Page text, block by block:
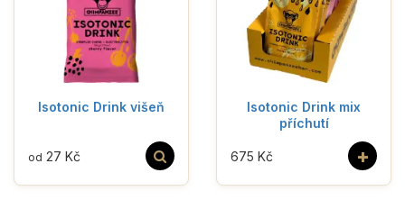
Isotonic Drink višeň
od 27 Kč
Isotonic Drink mix
příchutí
+
675 Kč